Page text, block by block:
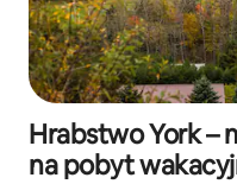
Hrabstwo York –
na pobyt